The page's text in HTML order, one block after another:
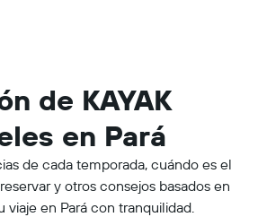
de KAYAK
en Pará
de cada temporada, cuándo es el
y otros consejos basados en
viaje en Pará con tranquilidad.